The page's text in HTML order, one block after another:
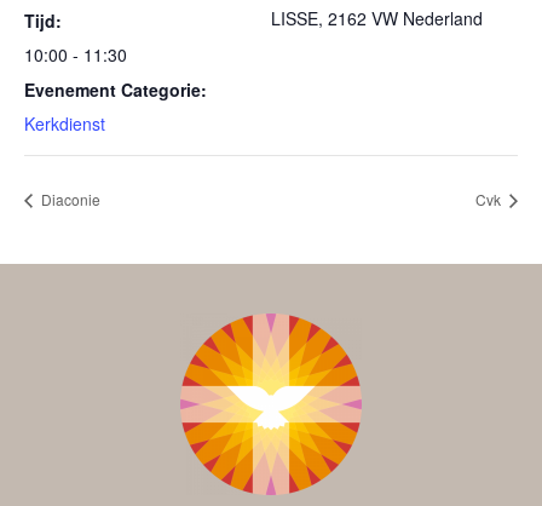
Tijd:
10:00 - 11:30
Evenement Categorie:
Kerkdienst
LISSE, 2162 VW Nederland
Diaconie Cvk